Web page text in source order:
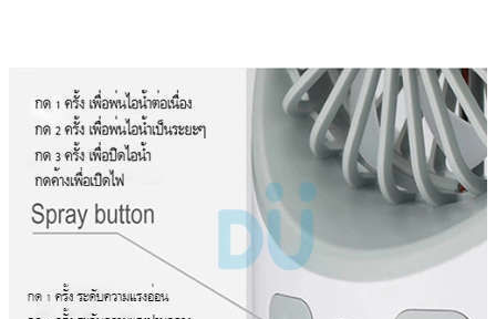
ถุงผ้า กระเป๋าผ้า
ถุงผ้า
ถุงกระสอบ
ถุงผ้าร่ม
ถุงผ้าสปันบอร์น
กระเป๋าเดินทาง
กระเป๋าอื่นๆ
กระบอกน้ำ